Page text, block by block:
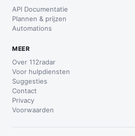
API Documentatie
Plannen & prijzen
Automations
MEER
Over 112radar
Voor hulpdiensten
Suggesties
Contact
Privacy
Voorwaarden